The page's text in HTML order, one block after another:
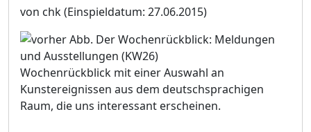
von chk(Einspieldatum: 27.06.2015)
Wochenrückblick mit einer Auswahl an
Kunstereignissen aus dem deutschsprachigen
Raum, die uns interessant erscheinen.